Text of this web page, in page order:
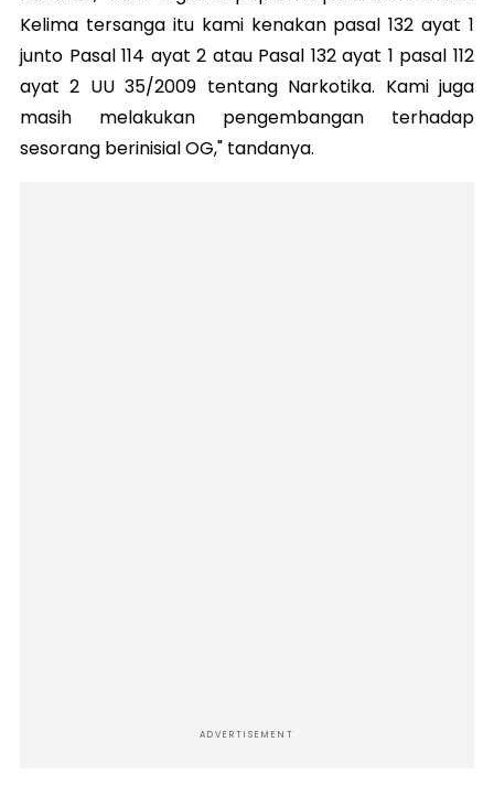
Kelima tersanga itu kami kenakan pasal 132 ayat 1
junto Pasal 114 ayat 2 atau Pasal 132 ayat 1 pasal 112
ayat 2 UU 35/2009 tentang Narkotika. Kami juga
masih melakukan pengembangan terhadap
sesorang berinisial OG," tandanya.
ADVERTISEMENT